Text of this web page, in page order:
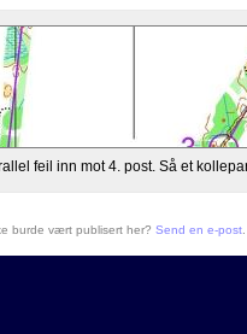
feil inn mot 4. post. Så et
burde vært publisert her? Send en e-post